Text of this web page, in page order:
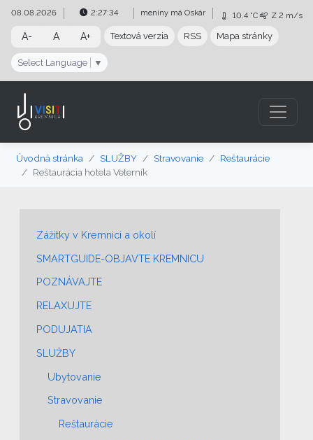
Preskočiť na obsah
Preskočiť na hlavné menu
08.08.2026 2:27:35 meniny máOskár 10.4 °C Z 2 m/s
A- A A+ Textová verzia RSS Mapa stránky
Select Language ▼
Úvodná stránka SLUŽBY Stravovanie
Reštaurácie
Reštaurácia hotela Veterník
Zážitky v Kremnici a okolí
SMARTGUIDE-OBJAVTE KREMNICU
POZNÁVAJTE
RELAXUJTE
PODUJATIA
SLUŽBY
Ubytovanie
Stravovanie
Reštaurácie